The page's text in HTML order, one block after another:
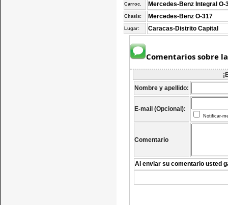
Carroc. Mercedes-Benz Integral O-
Chasis: Mercedes-Benz O-317
Lugar: Caracas-Distrito Capital
Comentarios sobre
Nombre y apellido:
E-mail (Opcional):
Notificar-
Comentario
Al enviar su comentario usted